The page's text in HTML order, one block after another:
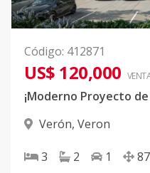
Código: 412871
US$ 120,000
Verón, Veron
3 2 1